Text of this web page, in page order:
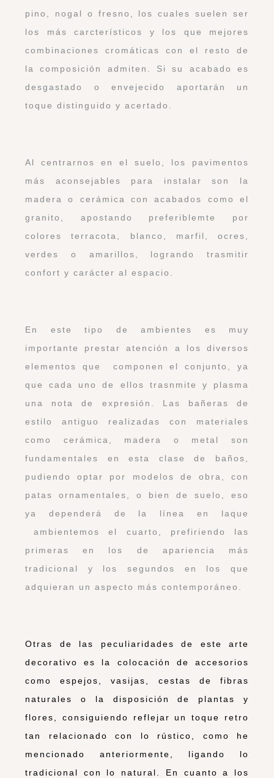
pino, nogal o fresno, los cuales suelen ser
los más carcterísticos y los que mejores
combinaciones cromáticas con el resto de
la composición admiten. Si su acabado es
desgastado o envejecido aportarán un
toque distinguido y acertado.
Al centrarnos en el suelo, los pavimentos
más aconsejables para instalar son la
madera o cerámica con acabados como el
granito, apostando preferiblemte por
colores terracota, blanco, marfil, ocres,
verdes o amarillos, logrando trasmitir
confort y carácter al espacio.
En este tipo de ambientes es muy
importante prestar atención a los diversos
elementos que componen el conjunto, ya
que cada uno de ellos trasnmite y plasma
una nota de expresión. Las bañeras de
estilo antiguo realizadas con materiales
como cerámica, madera o metal son
fundamentales en esta clase de baños,
pudiendo optar por modelos de obra, con
patas ornamentales, o bien de suelo, eso
ya dependerá de la línea en laque
ambientemos el cuarto, prefiriendo las
primeras en los de apariencia más
tradicional y los segundos en los que
adquieran un aspecto más contemporáneo.
Otras de las peculiaridades de este arte
decorativo es la colocación de accesorios
como espejos, vasijas, cestas de fibras
naturales o la disposición de plantas y
flores, consiguiendo reflejar un toque retro
tan relacionado con lo rústico, como he
mencionado anteriormente, ligando lo
tradicional con lo natural. En cuanto a los